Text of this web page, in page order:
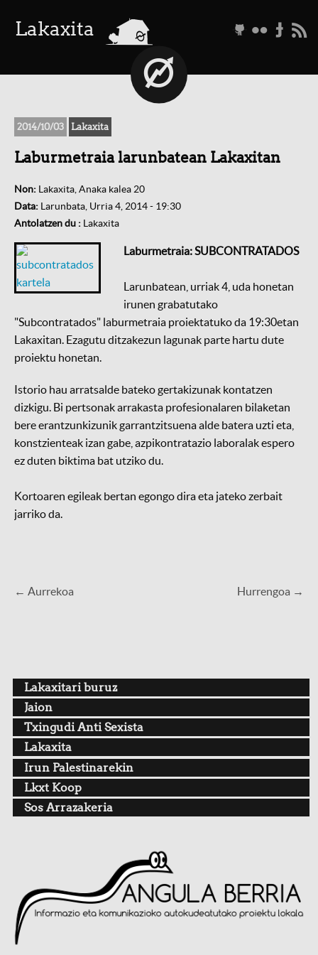
Lakaxita a g f t r
2014/10/03 Lakaxita
Laburmetraia larunbatean Lakaxitan
Non: Lakaxita, Anaka kalea 20
Data: Larunbata, Urria 4, 2014 - 19:30
Antolatzen du : Lakaxita
Laburmetraia: SUBCONTRATADOS
Larunbatean, urriak 4, uda honetan
irunen grabatutako
"Subcontratados" laburmetraia proiektatuko da 19:30etan
Lakaxitan. Ezagutu ditzakezun lagunak parte hartu dute
proiektu honetan.
Istorio hau arratsalde bateko gertakizunak kontatzen
dizkigu. Bi pertsonak arrakasta profesionalaren bilaketan
bere erantzunkizunik garrantzitsuena alde batera uzti eta,
konstzienteak izan gabe, azpikontratazio laboralak espero
ez duten biktima bat utziko du.
Kortoaren egileak bertan egongo dira eta jateko zerbait
jarriko da.
Hurrengoa →
← Aurrekoa
Lakaxitari buruz
Jaion
Txingudi Anti Sexista
Lakaxita
Irun Palestinarekin
Lkxt Koop
Sos Arrazakeria